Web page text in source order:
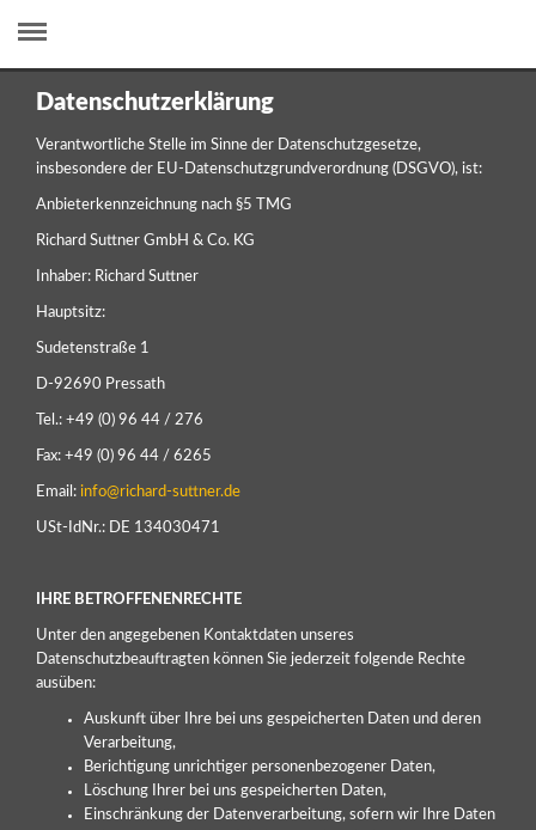
Datenschutzerklärung
Verantwortliche Stelle im Sinne der Datenschutzgesetze,
insbesondere der EU-Datenschutzgrundverordnung (DSGVO), ist:
Anbieterkennzeichnung nach §5 TMG
Richard Suttner GmbH & Co. KG
Inhaber: Richard Suttner
Hauptsitz:
Sudetenstraße 1
D-92690 Pressath
Tel.: +49 (0) 96 44 / 276
Fax: +49 (0) 96 44 / 6265
Email: info@richard-suttner.de
USt-IdNr.: DE 134030471
IHRE BETROFFENENRECHTE
Unter den angegebenen Kontaktdaten unseres
Datenschutzbeauftragten können Sie jederzeit folgende Rechte
ausüben:
Auskunft über Ihre bei uns gespeicherten Daten und deren
Verarbeitung,
Berichtigung unrichtiger personenbezogener Daten,
Löschung Ihrer bei uns gespeicherten Daten,
Einschränkung der Datenverarbeitung, sofern wir Ihre Daten